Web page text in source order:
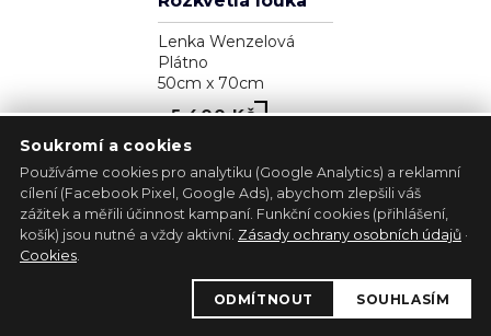
1
Soukromí a cookies
Používáme cookies pro analytiku (Google Analytics) a reklamní
cílení (Facebook Pixel, Google Ads), abychom zlepšili váš
zážitek a měřili účinnost kampaní. Funkční cookies (přihlášení,
košík) jsou nutné a vždy aktivní. Zásady ochrany osobních údajů ·
Cookies.
ODMÍTNOUT SOUHLASÍM